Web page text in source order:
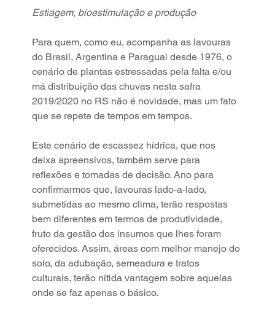
Estiagem, bioestimulação e produção
Para quem, como eu, acompanha as lavouras
do Brasil, Argentina e Paraguai desde 1976, o
cenário de plantas estressadas pela falta e/ou
má distribuição das chuvas nesta safra
2019/2020 no RS não é novidade, mas um fato
que se repete de tempos em tempos.
Este cenário de escassez hídrica, que nos
deixa apreensivos, também serve para
reflexões e tomadas de decisão. Ano para
confirmarmos que, lavouras lado-a-lado,
submetidas ao mesmo clima, terão respostas
bem diferentes em termos de produtividade,
fruto da gestão dos insumos que lhes foram
oferecidos. Assim, áreas com melhor manejo do
solo, da adubação, semeadura e tratos
culturais, terão nítida vantagem sobre aquelas
onde se faz apenas o básico.